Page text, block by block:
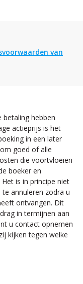
van
betaling hebben
actieprijs is het
in een later
goed of alle
die voortvloeien
boeker en
is in principe niet
annuleren zodra u
ontvangen. Dit
in termijnen aan
u contact opnemen
kijken tegen welke